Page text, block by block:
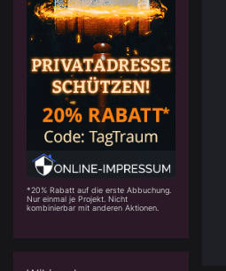
*20% Rabatt auf die erste Abbuchung.
Nur einmal je Projekt. Nicht
kombinierbar mit anderen Aktionen.